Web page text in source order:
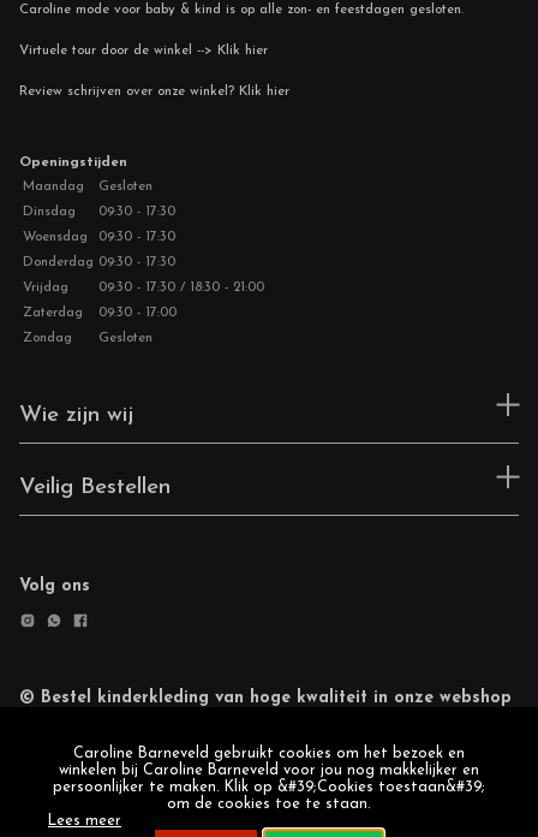
Caroline mode voor baby & kind is op alle zon- en feestdagen gesloten.
Virtuele tour door de winkel --> Klik hier
Review schrijven over onze winkel? Klik hier
Openingstijden
Maandag
Gesloten
Dinsdag
09:30 - 17:30
Woensdag
09:30 - 17:30
Donderdag 09:30 - 17:30
Vrijdag
09:30 - 17:30 / 18:30 - 21:00
Zaterdag
09:30 - 17:00
Zondag
Gesloten
Wie zijn wij
Veilig Bestellen
Volg ons
© Bestel kinderkleding van hoge kwaliteit in onze webshop
Caroline Barneveld gebruikt cookies om het bezoek en
winkelen bij Caroline Barneveld voor jou nog makkelijker en
persoonlijker te maken. Klik op &#39;Cookies toestaan&#39;
om de cookies toe te staan.
Lees meer